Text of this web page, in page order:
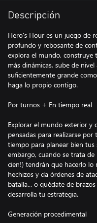
Descripción
Hero's Hour es un juego de
profundo y rebosante de
explora el mundo, construye
más dinámicas, sube de
suficientemente grande
haga lo propio contigo.
Por turnos + En tiempo real
Explorar el mundo exterior y
pensadas para realizarse
tiempo para planear bien
embargo, cuando se trata de
cien!) tendrán que hacerlo lo
hechizos y da órdenes de
batalla... o quédate de
desarrolla tu estrategia.
Generación procedimental